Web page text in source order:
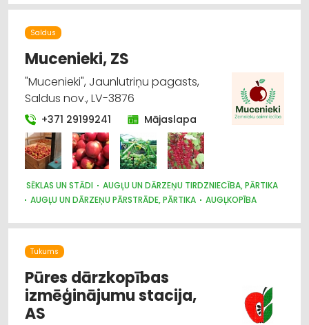
Saldus
Mucenieki, ZS
"Mucenieki", Jaunlutriņu pagasts,
Saldus nov., LV-3876
+371 29199241 Mājaslapa
SĒKLAS UN STĀDI
AUGĻU UN DĀRZEŅU TIRDZNIECĪBA, PĀRTIKA
AUGĻU UN DĀRZEŅU PĀRSTRĀDE, PĀRTIKA
AUGĻKOPĪBA
Tukums
Pūres dārzkopības
izmēģinājumu stacija,
AS